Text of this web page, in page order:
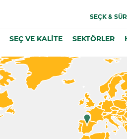
SEÇK &
SEÇ VE KALİTE SEKTÖRLER